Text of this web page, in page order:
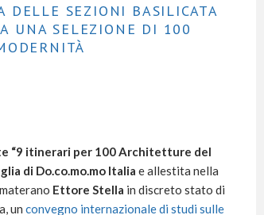
DELLE SEZIONI BASILICATA
UNA SELEZIONE DI 100
“9 itinerari per 100 Architetture del
di Do.co.mo.mo Italia e allestita nella
Ettore Stella in discreto stato di
un convegno internazionale di studi sulle